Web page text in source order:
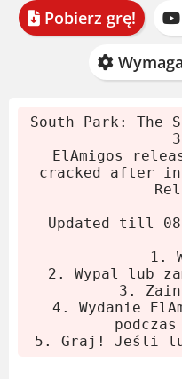
Gra wydana 16
archiwum: 3.93
zaktualizowana
Crack Reloaded
kombinować.
Pobierz
Wypakuj 7-
Zamontuj
Zainstaluj grę.
Graj. Jeśli
Wymagania
System:
Pobierz grę!
South Park: The
ElAmigos
cracked after
Updated till
1.
2. Wypal lub
3.
4. Wydanie
5. Graj! Jeśli